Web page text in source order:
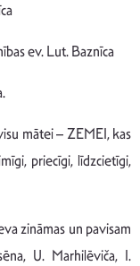
ev. Lut. Baznīca
mātei – ZEMEI, kas
priecīgi, līdzcietīgi,
zināmas un pavisam
U. Marhilēviča, I.